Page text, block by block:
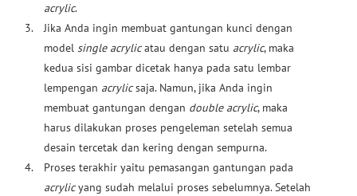
acrylic.
Jika Anda ingin membuat gantungan kunci dengan
model single acrylicatau dengan satu acrylic, maka
kedua sisi gambar dicetak hanya pada satu lembar
lempengan acrylicsaja. Namun, jika Anda ingin
membuat gantungan dengan double acrylic, maka
harus dilakukan proses pengeleman setelah semua
desain tercetak dan kering dengan sempurna.
Proses terakhir yaitu pemasangan gantungan pada
acrylicyang sudah melalui proses sebelumnya. Setelah